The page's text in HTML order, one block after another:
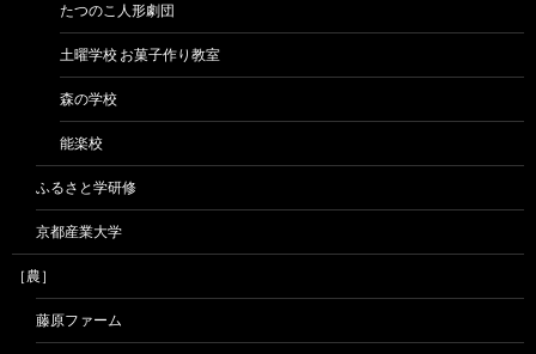
たつのこ人形劇団
土曜学校 お菓子作り教室
森の学校
能楽校
ふるさと学研修
京都産業大学
［農］
藤原ファーム